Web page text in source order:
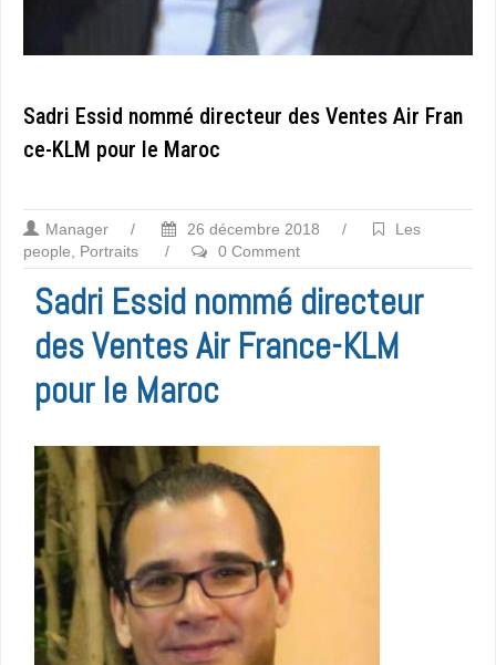
Sadri Essid nommé directeur des Ventes Air Fran
ce-KLM pour le Maroc
Manager / 26 décembre 2018 /
Les
people, Portraits / 0 Comment
Sadri Essid nommé directeur
des Ventes Air France-KLM
pour le Maroc